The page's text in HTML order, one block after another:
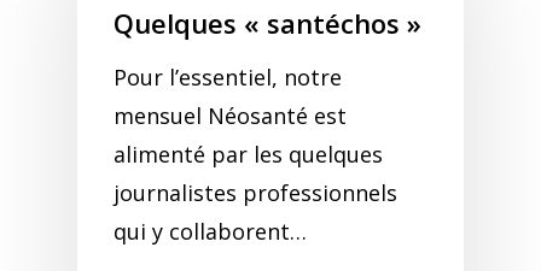
Quelques « santéchos »
Pour l’essentiel, notre
mensuel Néosanté est
alimenté par les quelques
journalistes professionnels
qui y collaborent…